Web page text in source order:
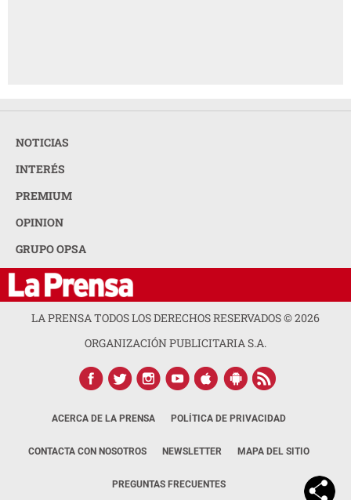
NOTICIAS
INTERÉS
PREMIUM
OPINION
GRUPO OPSA
LA PRENSA TODOS LOS DERECHOS RESERVADOS ©2026
ORGANIZACIÓN PUBLICITARIA S.A.
ACERCA DE LA PRENSA POLÍTICA DE PRIVACIDAD
CONTACTA CON NOSOTROS NEWSLETTER MAPA DEL SITIO
PREGUNTAS FRECUENTES